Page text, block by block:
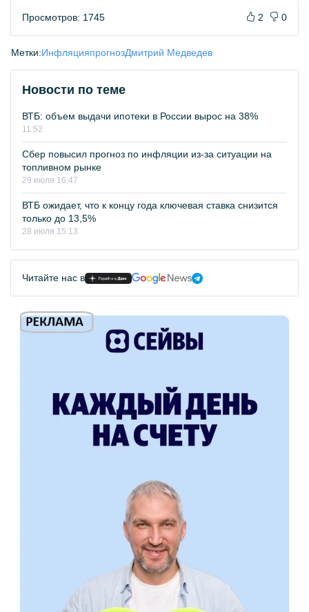
Просмотров: 1745 2 0
Метки:ИнфляцияпрогнозДмитрий Медведев
Новости по теме
ВТБ: объем выдачи ипотеки в России вырос на 38%
11:52
Сбер повысил прогноз по инфляции из-за ситуации на
топливном рынке
29 июля 16:47
ВТБ ожидает, что к концу года ключевая ставка снизится
только до 13,5%
28 июля 15:13
Читайте нас в